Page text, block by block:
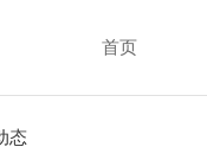
首页
态